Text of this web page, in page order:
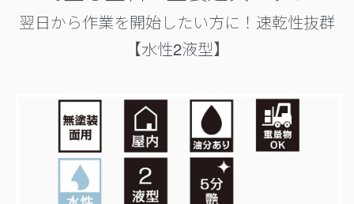
翌日から作業を開始したい方に！速乾性抜群
【水性2液型】